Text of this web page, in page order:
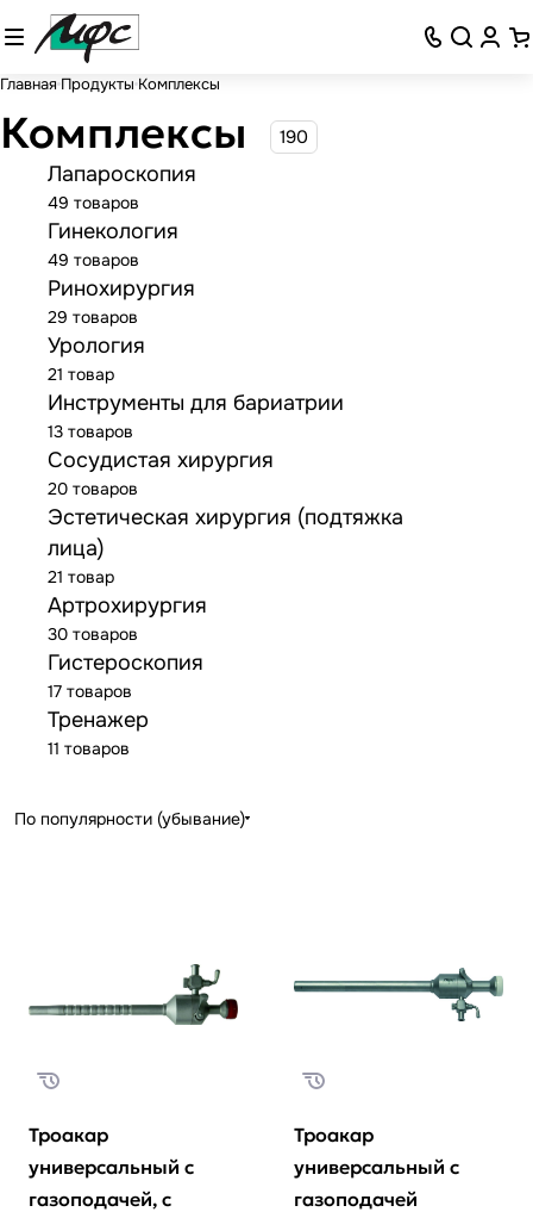
Главная Продукты Комплексы
Комплексы 190
Лапароскопия
49 товаров
Гинекология
49 товаров
Ринохирургия
29 товаров
Урология
21 товар
Инструменты для бариатрии
13 товаров
Сосудистая хирургия
20 товаров
Эстетическая хирургия (подтяжка
лица)
21 товар
Артрохирургия
30 товаров
Гистероскопия
17 товаров
Тренажер
11 товаров
По популярности (убывание)
Троакар
универсальный с
газоподачей, с
Троакар
универсальный с
газоподачей